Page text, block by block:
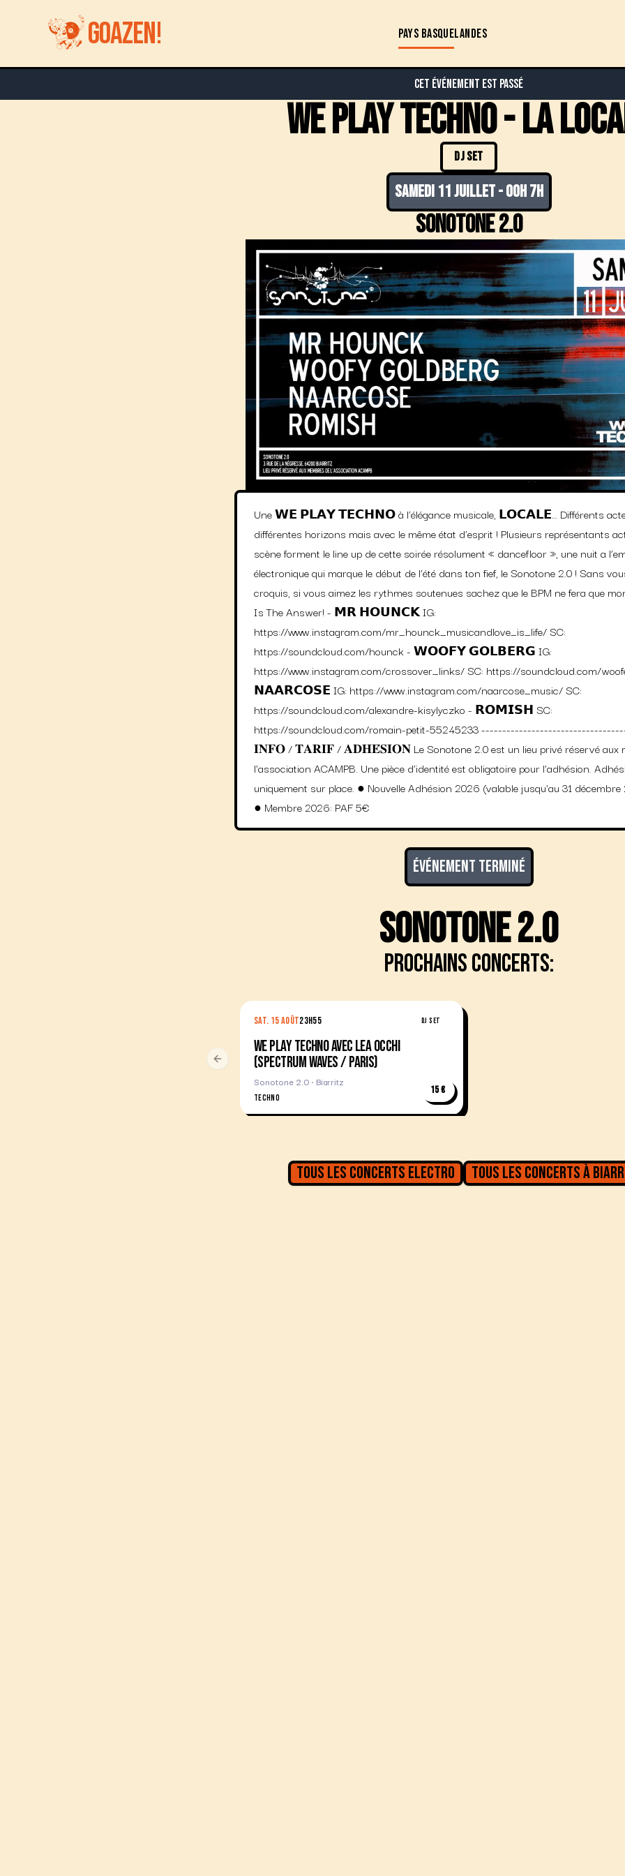
GOAZEN! PAYS BASQUELANDES
Cet événement est passé
WE PLAY techno - la
DJ SET
samedi 11 juillet-00h 7h
Sonotone 2.0
Une 𝗪𝗘 𝗣𝗟𝗔𝗬 𝗧𝗘𝗖𝗛𝗡𝗢 à l’élégance musicale, 𝗟𝗢𝗖𝗔𝗟𝗘… Différents
différentes horizons mais avec le même état d’esprit ! Plusieurs représentants
scène forment le line up de cette soirée résolument « dancefloor », une nuit a
électronique qui marque le début de l’été dans ton fief, le Sonotone 2.0 ! Sans
croquis, si vous aimez les rythmes soutenues sachez que le BPM ne fera que
Is The Answer! - 𝗠𝗥 𝗛𝗢𝗨𝗡𝗖𝗞 IG:
https://www.instagram.com/mr_hounck_musicandlove_is_life/ SC:
https://soundcloud.com/hounck - 𝗪𝗢𝗢𝗙𝗬 𝗚𝗢𝗟𝗕𝗘𝗥𝗚 IG:
https://www.instagram.com/crossover_links/ SC: https://soundcloud.com/
𝗡𝗔𝗔𝗥𝗖𝗢𝗦𝗘 IG: https://www.instagram.com/naarcose_music/ SC:
https://soundcloud.com/alexandre-kisylyczko - 𝗥𝗢𝗠𝗜𝗦𝗛 SC:
https://soundcloud.com/romain-petit-55245233
𝐈𝐍𝐅𝐎 / 𝐓𝐀𝐑𝐈𝐅 / 𝐀𝐃𝐇𝐄́𝐒𝐈𝐎𝐍 Le Sonotone 2.0 est un lieu privé réservé aux
l'association ACAMPB. Une pièce d’identité est obligatoire pour l'adhésion.
uniquement sur place. ● Nouvelle Adhésion 2026 (valable jusqu'au 31
● Membre 2026: PAF 5€
Événement terminé
Sonotone 2.0
Prochains concerts:
SAT. 15 AOÛT23H55 DJ SET
WE PLAY TECHNO AVEC LEA OCCHI
(SPECTRUM WAVES / PARIS)
Sonotone 2.0 · Biarritz
TECHNO
15 €
Previous slide
Tous les concerts Electro Tous les concerts à